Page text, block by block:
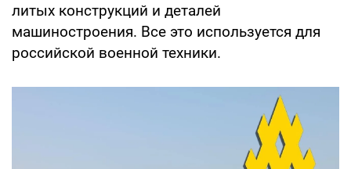
литых конструкций и деталей
машиностроения. Все это используется для
российской военной техники.